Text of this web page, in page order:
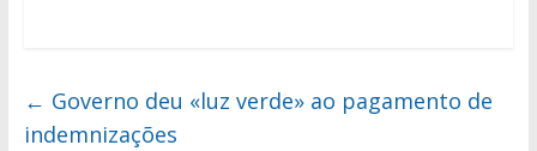
← Governo deu «luz verde» ao pagamento de
indemnizações